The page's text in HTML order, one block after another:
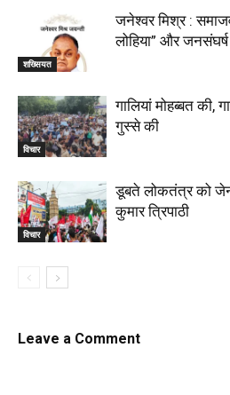
शख्सियत
जनेश्वर मिश्र :
लोहिया” और
विचार
गालियां मोहब्बत की,
गुस्से की
विचार
डूबते लोकतंत्र को
कुमार त्रिपाठी
Leave a Comment